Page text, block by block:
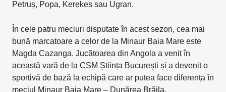
Petruș, Popa, Kerekes sau Ugran.
În cele patru meciuri disputate în acest sezon, cea mai
bună marcatoare a celor de la Minaur Baia Mare este
Magda Cazanga. Jucătoarea din Angola a venit în
această vară de la CSM Știința București și a devenit o
sportivă de bază la echipă care ar putea face diferența în
meciul Minaur Baia Mare – Dunărea Brăila.